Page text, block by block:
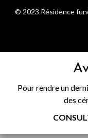
© 2023 Résidence
Pour rendre un
des